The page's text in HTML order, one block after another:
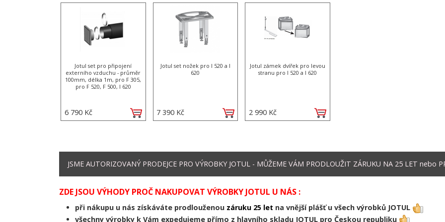
Jotul set pro připojení
externího vzduchu - průměr
100mm, délka 1m, pro F 305,
pro F 520, F 500, I 620
6 790 Kč
Jotul set nožek pro I 520 a I
620
7 390 Kč
Jotul zámek dvířek pro levou
stranu pro I 520 a I 620
2 990 Kč
JSME AUTORIZOVANÝ PRODEJCE PRO VÝROBKY JOTUL - MŮŽEME VÁM PRODLOUŽIT ZÁRUKU NA 25 LET nebo
ZDE JSOU VÝHODY PROČ NAKUPOVAT VÝROBKY JOTUL U NÁS :
při nákupu u nás získáváte prodlouženou záruku 25 let na vnější plášť u všech výrobků JOTUL
všechny výrobky k Vám expedujeme přímo z hlavního skladu JOTUL pro Českou republiku